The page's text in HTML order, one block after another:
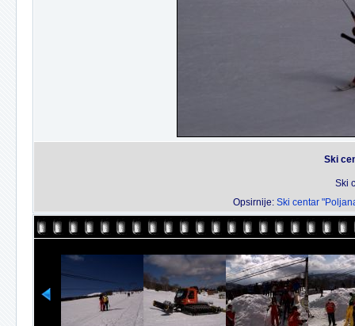
Ski
Ski
Opsirnije: Ski centar